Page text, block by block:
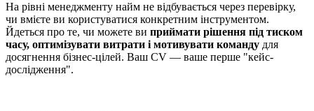
На рівні менеджменту найм не відбувається через перевірку,
чи вмієте ви користуватися конкретним інструментом.
Йдеться про те, чи можете ви приймати рішення під тиском
часу, оптимізувати витрати і мотивувати команду для
досягнення бізнес-цілей. Ваш CV — ваше перше "кейс-
дослідження".